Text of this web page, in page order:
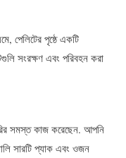
পেলিটের পৃষ্ঠে একটি
সংরক্ষণ এবং পরিবহন করা
সমস্ত কাজ করেছেন. আপনি
সারটি প্যাক এবং ওজন